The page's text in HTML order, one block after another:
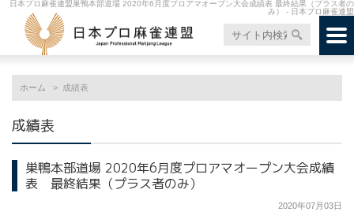
日本プロ麻雀連盟巣鴨本部道場 2020年6月度プロアマオープン大会成績表 最終結果（プラス者の
み） - 日本プロ麻雀連盟
ホーム 成績表
成績表
巣鴨本部道場 2020年6月度プロアマオープン大会成績
表 最終結果（プラス者のみ）
2020年07月03日